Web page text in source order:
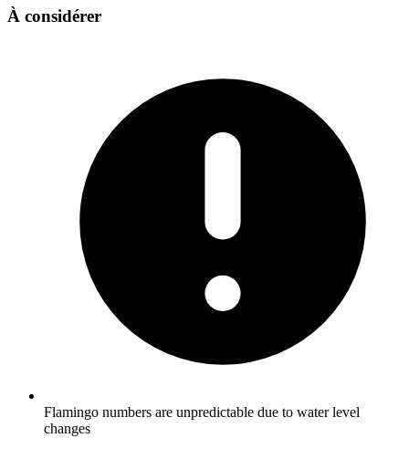
À considérer
Flamingo numbers are unpredictable due to water level
changes